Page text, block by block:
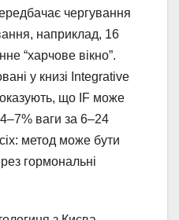
чергування
наприклад, 16
“харчове вікно”.
у книзі Integrative
що IF може
ваги за 6–24
метод може бути
гормональні